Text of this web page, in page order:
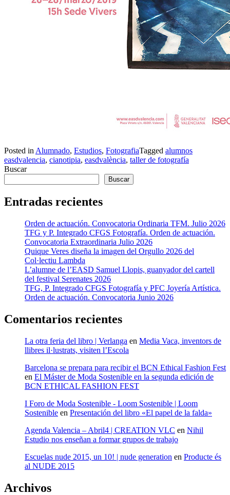
Posted in Alumnado, Estudios, FotografiaTagged alumnos
easdvalencia, cianotipia, easdvalència, taller de fotografía
Buscar
Buscar
Entradas recientes
Orden de actuación. Convocatoria Ordinaria TFM. Julio 2026
TFG y P. Integrado CFGS Fotografía. Orden de actuación.
Convocatoria Extraordinaria Julio 2026
Quique Veres diseña la imagen del Orgullo 2026 del
Col·lectiu Lambda
L’alumne de l’EASD Samuel Llopis, guanyador del cartell
del festival Serenates 2026
TFG, P. Integrado CFGS Fotografía y PFC Joyería Artística.
Orden de actuación. Convocatoria Junio 2026
Comentarios recientes
La otra feria del libro | Verlanga en Media Vaca, inventors de
llibres il·lustrats, visiten l’Escola
Barcelona se prepara para recibir el BCN Ethical Fashion Fest
en El Máster de Moda Sostenible en la segunda edición de
BCN ETHICAL FASHION FEST
I Foro de Moda Sostenible - Loom Sostenible | Loom
Sostenible en Presentación del libro «El papel de la falda»
Agenda Valencia – Abril4 | CREATION VLC en Nihil
Estudio nos enseñan a formar grupos de trabajo
Escuelas nude 2015, un 10! | nude generation en Producte és
al NUDE 2015
Archivos